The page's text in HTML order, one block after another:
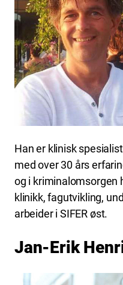
Han er klinisk
med over 30 års
og i kriminalomsorgen
klinikk, fagutvikling,
arbeider i SIFER øst.
Jan-Erik